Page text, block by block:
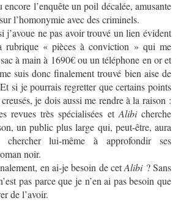
encore l’enquête un poil décalée, amusante
l’homonymie avec des criminels.
ne pas avoir trouvé un lien évident
rubrique « pièces à conviction » qui me
à main à 1690€ ou un téléphone en or et
suis donc finalement trouvé bien aise de
si je pourrais regretter que certains points
je dois aussi me rendre à la raison :
revues très spécialisées et Alibicherche
un public plus large qui, peut-être, aura
chercher lui-même à approfondir ses
noir.
en ai-je besoin de cetAlibi ? Sans
pas parce que je n’en ai pas besoin que
de l’avoir.